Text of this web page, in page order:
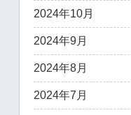
2024年10月
2024年9月
2024年8月
2024年7月